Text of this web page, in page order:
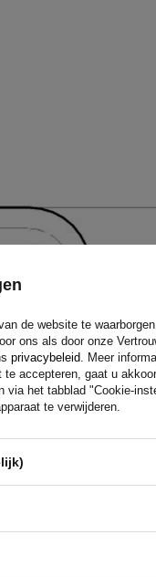
de website te
ons als door onze
privacybeleid. Meer
te accepteren, gaat u
via het tabblad "Cookie-
te verwijderen.